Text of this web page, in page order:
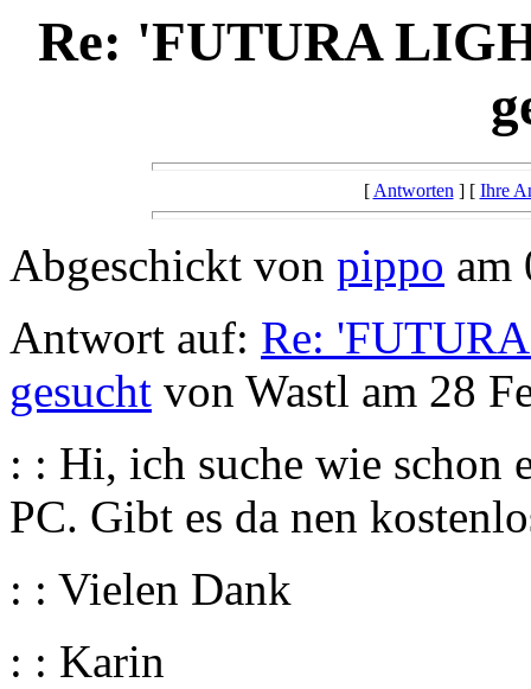
Re: 'FUTURA
[Antworten] [ Ihre
Abgeschickt von pippo am
Antwort auf: Re:
gesucht von Wastl am 28
: : Hi, ich suche wie
PC. Gibt es da nen
: : Vielen Dank
: : Karin